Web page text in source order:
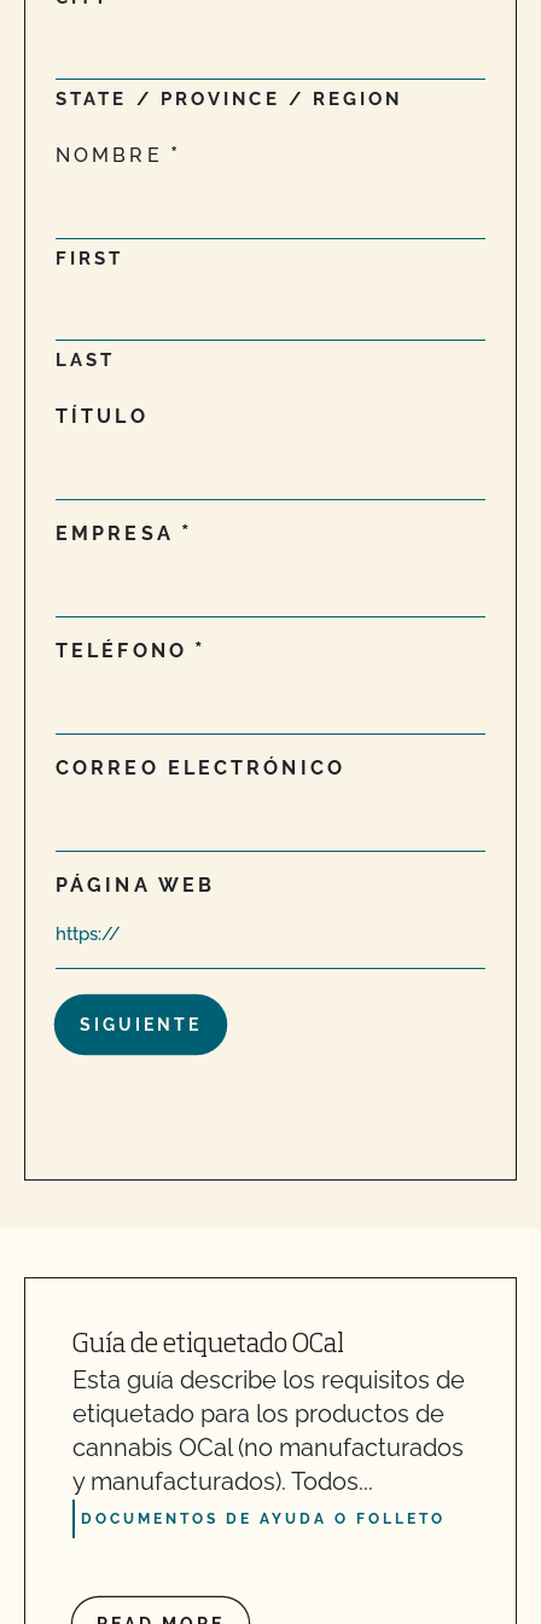
STATE / PROVINCE / REGION
NOMBRE
FIRST
LAST
TÍTULO
EMPRESA
TELÉFONO
CORREO ELECTRÓNICO
PÁGINA WEB
Guía de etiquetado OCal
Esta guía describe los requisitos de
etiquetado para los productos de
cannabis OCal (no manufacturados
y manufacturados). Todos...
DOCUMENTOS DE AYUDA O FOLLETO
¿Están permitidas las declaraciones sobre
productos orgánicos en mi sitio web o en mis
campañas de marketing?
CCOF?
¿Puedo utilizar el sello USDA en mi producto
orgánico?
¿El uso del sello "Organic is Non-GMO & More" de
CCOF cuesta más dinero?
certificados?